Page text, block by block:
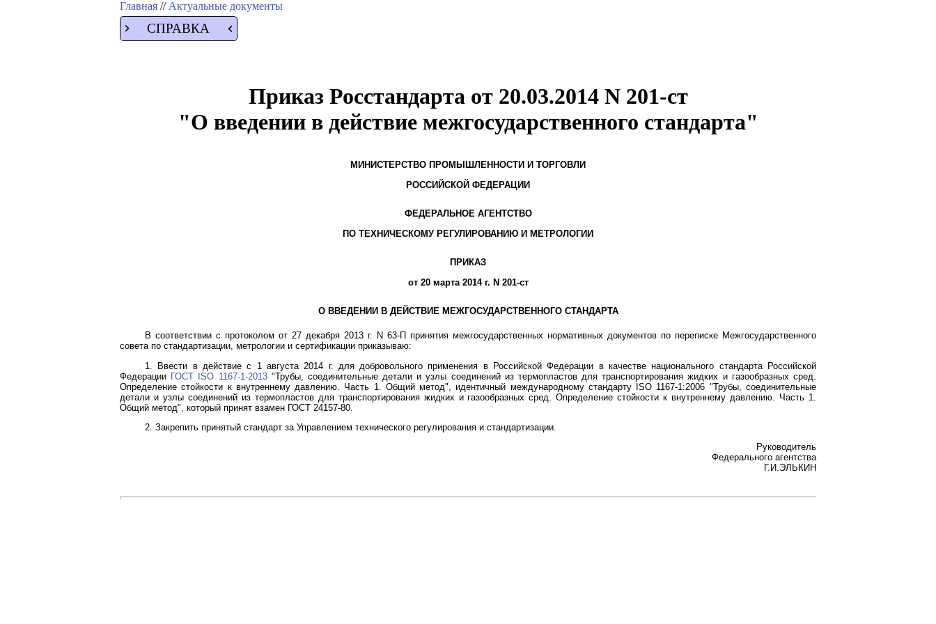
Главная // Актуальные документы
СПРАВКА
Приказ Росстандарта от 20.03.2014 N 201-ст
"О введении в действие межгосударственного стандарта"
МИНИСТЕРСТВО ПРОМЫШЛЕННОСТИ И ТОРГОВЛИ
РОССИЙСКОЙ ФЕДЕРАЦИИ
ФЕДЕРАЛЬНОЕ АГЕНТСТВО
ПО ТЕХНИЧЕСКОМУ РЕГУЛИРОВАНИЮ И МЕТРОЛОГИИ
ПРИКАЗ
от 20 марта 2014 г. N 201-ст
О ВВЕДЕНИИ В ДЕЙСТВИЕ МЕЖГОСУДАРСТВЕННОГО СТАНДАРТА
В соответствии с протоколом от 27 декабря 2013 г. N 63-П принятия межгосударственных нормативных документов по переписке Межгосударственного
совета по стандартизации, метрологии и сертификации приказываю:
1. Ввести в действие с 1 августа 2014 г. для добровольного применения в Российской Федерации в качестве национального стандарта Российской
Федерации ГОСТ ISO 1167-1-2013"Трубы, соединительные детали и узлы соединений из термопластов для транспортирования жидких и газообразных сред.
Определение стойкости к внутреннему давлению. Часть 1. Общий метод", идентичный международному стандарту ISO 1167-1:2006 "Трубы, соединительные
детали и узлы соединений из термопластов для транспортирования жидких и газообразных сред. Определение стойкости к внутреннему давлению. Часть 1.
Общий метод", который принят взамен ГОСТ 24157-80.
2. Закрепить принятый стандарт за Управлением технического регулирования и стандартизации.
Руководитель
Федерального агентства
Г.И.ЭЛЬКИН